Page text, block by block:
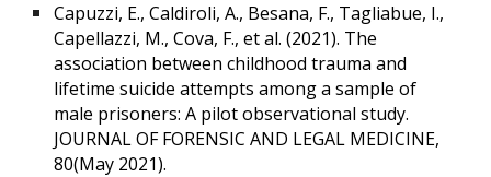
Capuzzi, E., Caldiroli, A., Besana, F., Tagliabue, I.,
Capellazzi, M., Cova, F., et al. (2021). The
association between childhood trauma and
lifetime suicide attempts among a sample of
male prisoners: A pilot observational study.
JOURNAL OF FORENSIC AND LEGAL MEDICINE,
80(May 2021).